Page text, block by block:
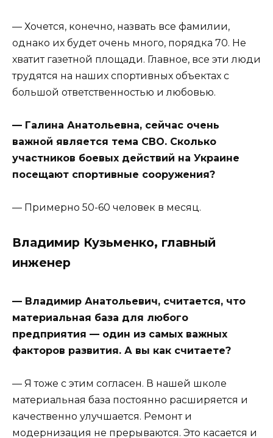
— Хочется, конечно, назвать все фамилии,
однако их будет очень много, порядка 70. Не
хватит газетной площади. Главное, все эти люди
трудятся на наших спортивных объектах с
большой ответственностью и любовью.
— Галина Анатольевна, сейчас очень
важной является тема СВО. Сколько
участников боевых действий на Украине
посещают спортивные сооружения?
— Примерно 50-60 человек в месяц.
Владимир Кузьменко, главный
инженер
— Владимир Анатольевич, считается, что
материальная база для любого
предприятия — один из самых важных
факторов развития. А вы как считаете?
— Я тоже с этим согласен. В нашей школе
материальная база постоянно расширяется и
качественно улучшается. Ремонт и
модернизация не прерываются. Это касается и